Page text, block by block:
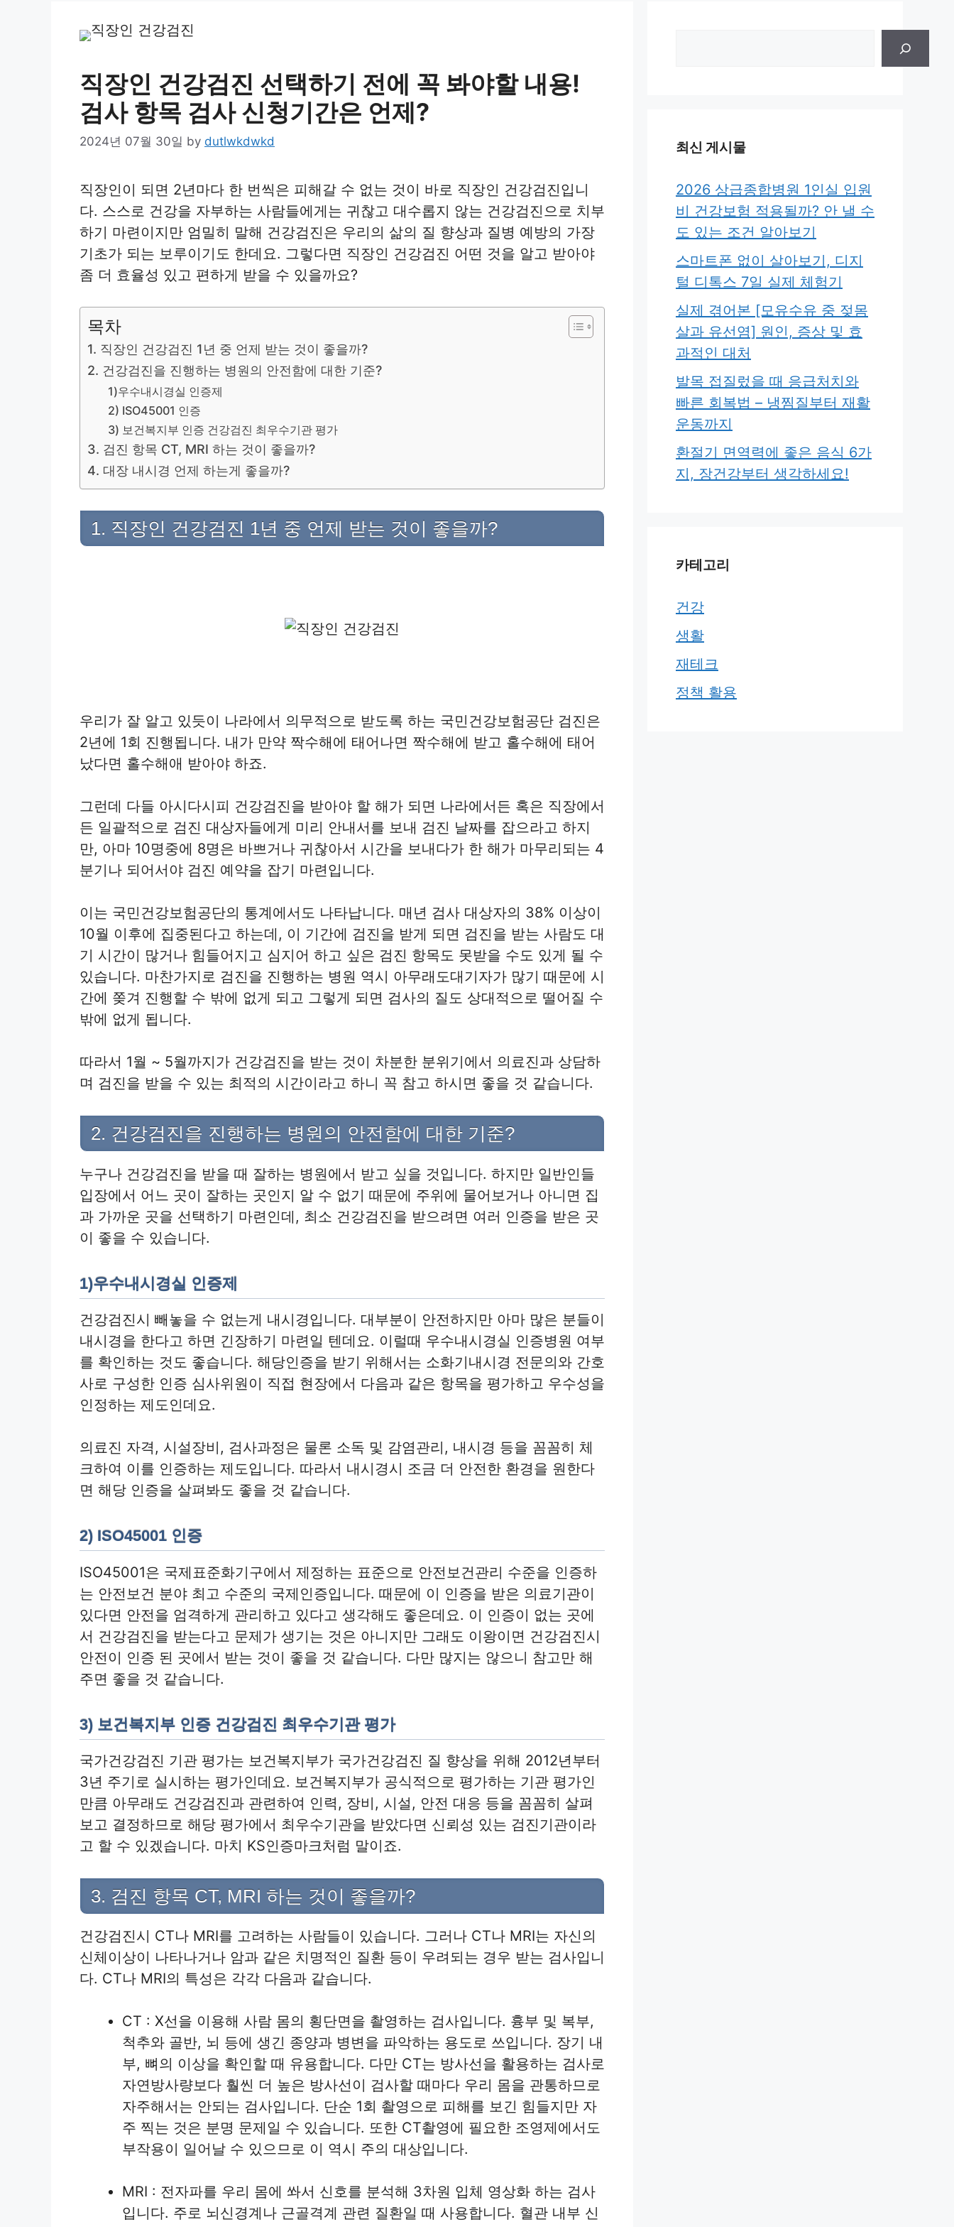
직장인 건강검진 선택하기 전에 꼭 봐야할 내용!
검사 항목 검사 신청기간은 언제?
2024년 07월 30일 by dutlwkdwkd
직장인이 되면 2년마다 한 번씩은 피해갈 수 없는 것이 바로 직장인 건강검진입니
다. 스스로 건강을 자부하는 사람들에게는 귀찮고 대수롭지 않는 건강검진으로 치부
하기 마련이지만 엄밀히 말해 건강검진은 우리의 삶의 질 향상과 질병 예방의 가장
기초가 되는 보루이기도 한데요. 그렇다면 직장인 건강검진 어떤 것을 알고 받아야
좀 더 효율성 있고 편하게 받을 수 있을까요?
목차
1. 직장인 건강검진 1년 중 언제 받는 것이 좋을까?
2. 건강검진을 진행하는 병원의 안전함에 대한 기준?
1)우수내시경실 인증제
2) ISO45001 인증
3) 보건복지부 인증 건강검진 최우수기관 평가
3. 검진 항목 CT, MRI 하는 것이 좋을까?
4. 대장 내시경 언제 하는게 좋을까?
1. 직장인 건강검진 1년 중 언제 받는 것이 좋을까?
우리가 잘 알고 있듯이 나라에서 의무적으로 받도록 하는 국민건강보험공단 검진은
2년에 1회 진행됩니다. 내가 만약 짝수해에 태어나면 짝수해에 받고 홀수해에 태어
났다면 홀수해애 받아야 하죠.
그런데 다들 아시다시피 건강검진을 받아야 할 해가 되면 나라에서든 혹은 직장에서
든 일괄적으로 검진 대상자들에게 미리 안내서를 보내 검진 날짜를 잡으라고 하지
만, 아마 10명중에 8명은 바쁘거나 귀찮아서 시간을 보내다가 한 해가 마무리되는 4
분기나 되어서야 검진 예약을 잡기 마련입니다.
이는 국민건강보험공단의 통계에서도 나타납니다. 매년 검사 대상자의 38% 이상이
10월 이후에 집중된다고 하는데, 이 기간에 검진을 받게 되면 검진을 받는 사람도 대
기 시간이 많거나 힘들어지고 심지어 하고 싶은 검진 항목도 못받을 수도 있게 될 수
있습니다. 마찬가지로 검진을 진행하는 병원 역시 아무래도대기자가 많기 때문에 시
간에 쫒겨 진행할 수 밖에 없게 되고 그렇게 되면 검사의 질도 상대적으로 떨어질 수
밖에 없게 됩니다.
따라서 1월 ~ 5월까지가 건강검진을 받는 것이 차분한 분위기에서 의료진과 상담하
며 검진을 받을 수 있는 최적의 시간이라고 하니 꼭 참고 하시면 좋을 것 같습니다.
2. 건강검진을 진행하는 병원의 안전함에 대한 기준?
누구나 건강검진을 받을 때 잘하는 병원에서 받고 싶을 것입니다. 하지만 일반인들
입장에서 어느 곳이 잘하는 곳인지 알 수 없기 때문에 주위에 물어보거나 아니면 집
과 가까운 곳을 선택하기 마련인데, 최소 건강검진을 받으려면 여러 인증을 받은 곳
이 좋을 수 있습니다.
1)우수내시경실 인증제
건강검진시 빼놓을 수 없는게 내시경입니다. 대부분이 안전하지만 아마 많은 분들이
내시경을 한다고 하면 긴장하기 마련일 텐데요. 이럴때 우수내시경실 인증병원 여부
를 확인하는 것도 좋습니다. 해당인증을 받기 위해서는 소화기내시경 전문의와 간호
사로 구성한 인증 심사위원이 직접 현장에서 다음과 같은 항목을 평가하고 우수성을
인정하는 제도인데요.
의료진 자격, 시설장비, 검사과정은 물론 소독 및 감염관리, 내시경 등을 꼼꼼히 체
크하여 이를 인증하는 제도입니다. 따라서 내시경시 조금 더 안전한 환경을 원한다
면 해당 인증을 살펴봐도 좋을 것 같습니다.
2) ISO45001 인증
ISO45001은 국제표준화기구에서 제정하는 표준으로 안전보건관리 수준을 인증하
는 안전보건 분야 최고 수준의 국제인증입니다. 때문에 이 인증을 받은 의료기관이
있다면 안전을 엄격하게 관리하고 있다고 생각해도 좋은데요. 이 인증이 없는 곳에
서 건강검진을 받는다고 문제가 생기는 것은 아니지만 그래도 이왕이면 건강검진시
안전이 인증 된 곳에서 받는 것이 좋을 것 같습니다. 다만 많지는 않으니 참고만 해
주면 좋을 것 같습니다.
3) 보건복지부 인증 건강검진 최우수기관 평가
국가건강검진 기관 평가는 보건복지부가 국가건강검진 질 향상을 위해 2012년부터
3년 주기로 실시하는 평가인데요. 보건복지부가 공식적으로 평가하는 기관 평가인
만큼 아무래도 건강검진과 관련하여 인력, 장비, 시설, 안전 대응 등을 꼼꼼히 살펴
보고 결정하므로 해당 평가에서 최우수기관을 받았다면 신뢰성 있는 검진기관이라
고 할 수 있겠습니다. 마치 KS인증마크처럼 말이죠.
3. 검진 항목 CT, MRI 하는 것이 좋을까?
건강검진시 CT나 MRI를 고려하는 사람들이 있습니다. 그러나 CT나 MRI는 자신의
신체이상이 나타나거나 암과 같은 치명적인 질환 등이 우려되는 경우 받는 검사입니
다. CT나 MRI의 특성은 각각 다음과 같습니다.
CT : X선을 이용해 사람 몸의 횡단면을 촬영하는 검사입니다. 흉부 및 복부,
척추와 골반, 뇌 등에 생긴 종양과 병변을 파악하는 용도로 쓰입니다. 장기 내
부, 뼈의 이상을 확인할 때 유용합니다. 다만 CT는 방사선을 활용하는 검사로
자연방사량보다 훨씬 더 높은 방사선이 검사할 때마다 우리 몸을 관통하므로
자주해서는 안되는 검사입니다. 단순 1회 촬영으로 피해를 보긴 힘들지만 자
주 찍는 것은 분명 문제일 수 있습니다. 또한 CT촬영에 필요한 조영제에서도
부작용이 일어날 수 있으므로 이 역시 주의 대상입니다.
MRI : 전자파를 우리 몸에 쏴서 신호를 분석해 3차원 입체 영상화 하는 검사
입니다. 주로 뇌신경계나 근골격계 관련 질환일 때 사용합니다. 혈관 내부 신
최신 게시물
2026 상급종합병원 1인실 입원
비 건강보험 적용될까? 안 낼 수
도 있는 조건 알아보기
스마트폰 없이 살아보기, 디지
털 디톡스 7일 실제 체험기
실제 겪어본 [모유수유 중 젖몸
살과 유선염] 원인, 증상 및 효
과적인 대처
발목 접질렀을 때 응급처치와
빠른 회복법 – 냉찜질부터 재활
운동까지
환절기 면역력에 좋은 음식 6가
지, 장건강부터 생각하세요!
카테고리
건강
생활
재테크
정책 활용